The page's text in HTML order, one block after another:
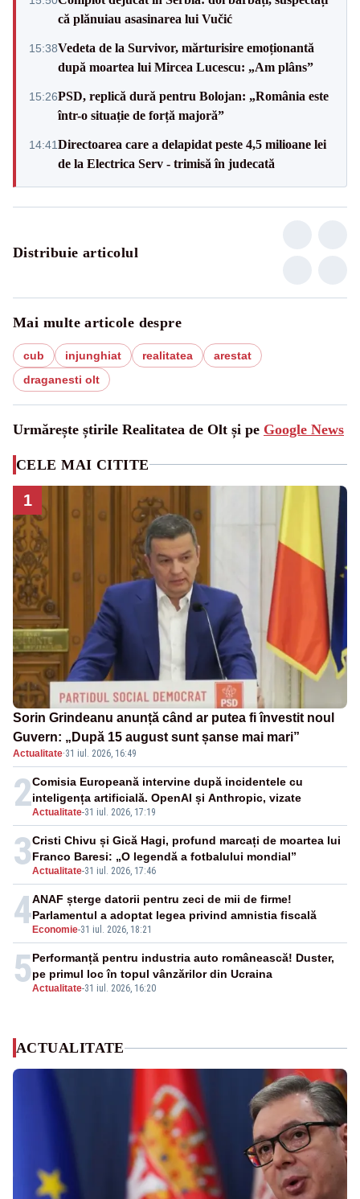
că plănuiau asasinarea lui Vučić
15:38Vedeta de la Survivor, mărturisire emoționantă
după moartea lui Mircea Lucescu: „Am plâns”
15:26PSD, replică dură pentru Bolojan: „România este
într-o situație de forță majoră”
14:41Directoarea care a delapidat peste 4,5 milioane lei
de la Electrica Serv - trimisă în judecată
Distribuie articolul
Mai multe articole despre
cub injunghiat realitatea
arestat
draganesti olt
Urmărește știrile Realitatea de Olt și pe Google News
CELE MAI CITITE
1
Sorin Grindeanu anunță când ar putea fi învestit noul
Guvern: „După 15 august sunt șanse mai mari”
Actualitate·31 iul. 2026, 16:49
2Actualitate-31 iul. 2026, 17:19
Comisia Europeană intervine după incidentele cu
inteligența artificială. OpenAI și Anthropic, vizate
3Actualitate-31 iul. 2026, 17:46
Cristi Chivu și Gică Hagi, profund marcați de moartea lui
Franco Baresi: „O legendă a fotbalului mondial”
4 Economie-31 iul. 2026, 18:21
ANAF șterge datorii pentru zeci de mii de firme!
Parlamentul a adoptat legea privind amnistia fiscală
5Actualitate-31 iul. 2026, 16:20
Performanță pentru industria auto românească! Duster,
pe primul loc în topul vânzărilor din Ucraina
ACTUALITATE